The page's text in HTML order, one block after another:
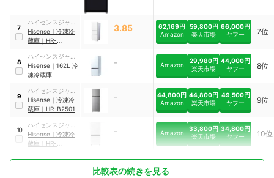
7
ハイセンスジャパ
ン
Hisense ｜ 冷凍冷
蔵庫 ｜ HR-
3.85
62,169円
Amazon
59,800円
楽天市場
66,000円
ヤフー
7位
8
ハイセンスジャパ
ン
Hisense ｜ 162L 冷
凍冷蔵庫
- Amazon
29,980円
楽天市場
44,000円
ヤフー
8位
9
ハイセンスジャパ
ン
Hisense ｜ 冷凍冷
蔵庫 ｜ HR-B2501
-
44,800円
Amazon
44,800円
楽天市場
49,500円
ヤフー
9位
10
ハイセンスジャパ
ン
Hisense ｜ 冷凍冷
蔵庫
HR-
- Amazon
33,800円
楽天市場
34,800円
ヤフー
10位
比較表の続きを見る